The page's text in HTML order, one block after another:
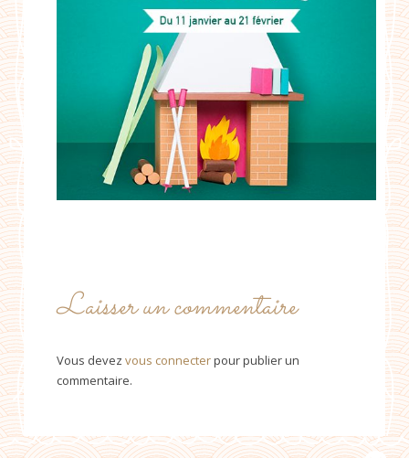
Laisser un commentaire
Vous devez vous connecterpour publier un
commentaire.